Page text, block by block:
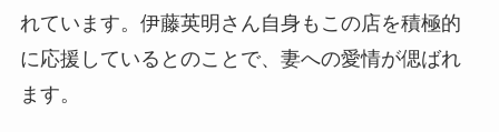
れています。伊藤英明さん自身もこの店を積極的
に応援しているとのことで、妻への愛情が偲ばれ
ます。